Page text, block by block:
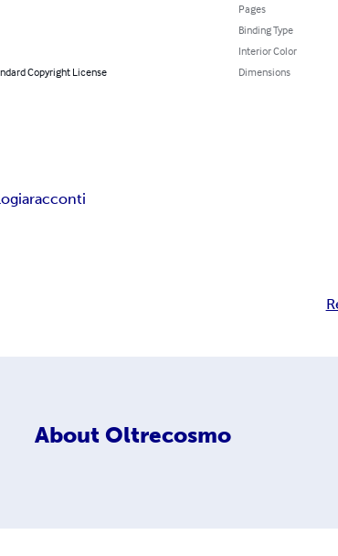
Copyright License
Pages
Binding Type
Interior Color
Dimensions
racconti
About Oltrecosmo